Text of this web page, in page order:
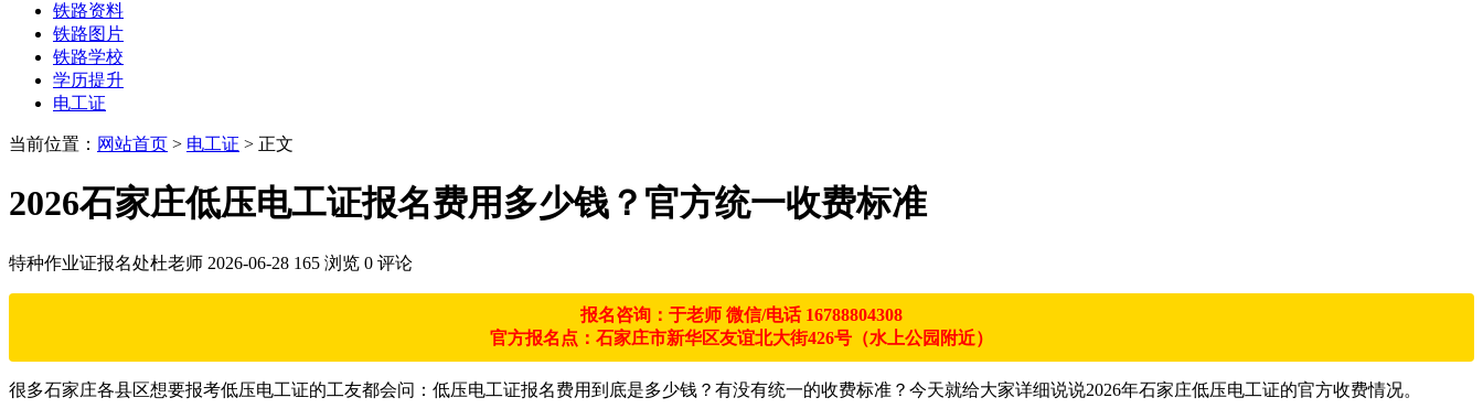
铁路资料
铁路图片
铁路学校
学历提升
电工证
当前位置： 网站首页 > 电工证 > 正文
2026石家庄低压电工证报名费用多少钱？官方统一收费标准
特种作业证报名处杜老师 2026-06-28 165 浏览 0 评论
报名咨询：于老师 微信/电话 16788804308
官方报名点：石家庄市新华区友谊北大街426号（水上公园附近）
很多石家庄各县区想要报考低压电工证的工友都会问：低压电工证报名费用到底是多少钱？有没有统一的收费标准？今天就给大家详细说说2026年石家庄低压电工证的官方收费情况。